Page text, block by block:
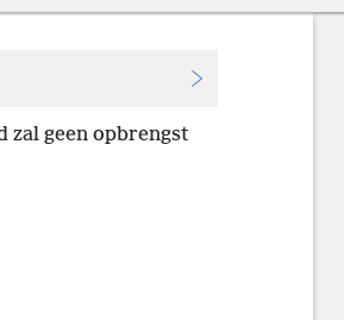
zal geen opbrengst